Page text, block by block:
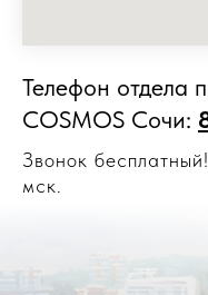
Телефон отдела
COSMOS Сочи:
Звонок
мск.